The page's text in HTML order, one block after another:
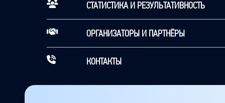
СТАТИСТИКА И РЕЗУЛЬТАТИВНОСТЬ
ОРГАНИЗАТОРЫ И ПАРТНЁРЫ
КОНТАКТЫ